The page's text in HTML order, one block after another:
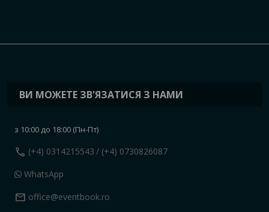
ВИ МОЖЕТЕ ЗВ'ЯЗАТИСЯ З НАМИ
з 10:00 до 18:00 (Пн-Пт)
call (+4) 0314215543 / (+4) 0730826087
WhatsApp
mail office@eventbook.ro